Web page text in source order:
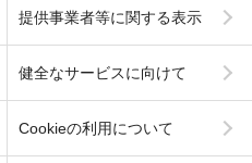
提供事業者等に関する表示
健全なサービスに向けて
Cookieの利用について